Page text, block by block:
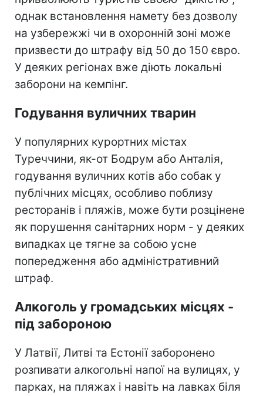
однак встановлення намету без дозволу
на узбережжі чи в охоронній зоні може
призвести до штрафу від 50 до 150 євро.
У деяких регіонах вже діють локальні
заборони на кемпінг.
Годування вуличних тварин
У популярних курортних містах
Туреччини, як-от Бодрум або Анталія,
годування вуличних котів або собак у
публічних місцях, особливо поблизу
ресторанів і пляжів, може бути розцінене
як порушення санітарних норм - у деяких
випадках це тягне за собою усне
попередження або адміністративний
штраф.
Алкоголь у громадських місцях -
під забороною
У Латвії, Литві та Естонії заборонено
розпивати алкогольні напої на вулицях, у
парках, на пляжах і навіть на лавках біля